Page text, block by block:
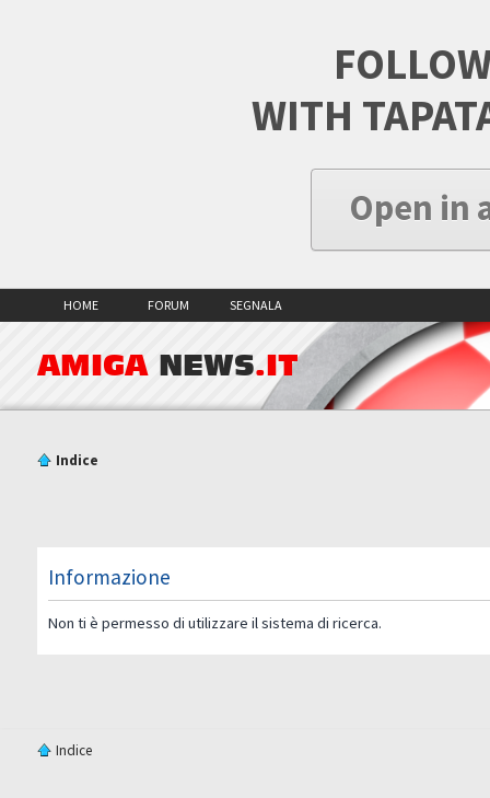
WITH
Open in
HOME FORUM SEGNALA
AMIGA NEWS.IT
Indice
Informazione
Non ti è permesso di utilizzare il sistema di ricerca.
Indice